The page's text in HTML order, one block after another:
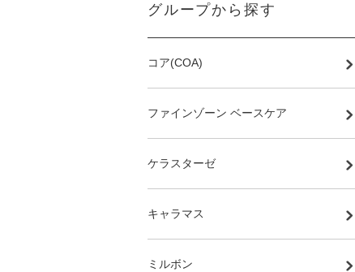
グループから探す
コア(COA)
ファインゾーン ベースケア
ケラスターゼ
キャラマス
ミルボン